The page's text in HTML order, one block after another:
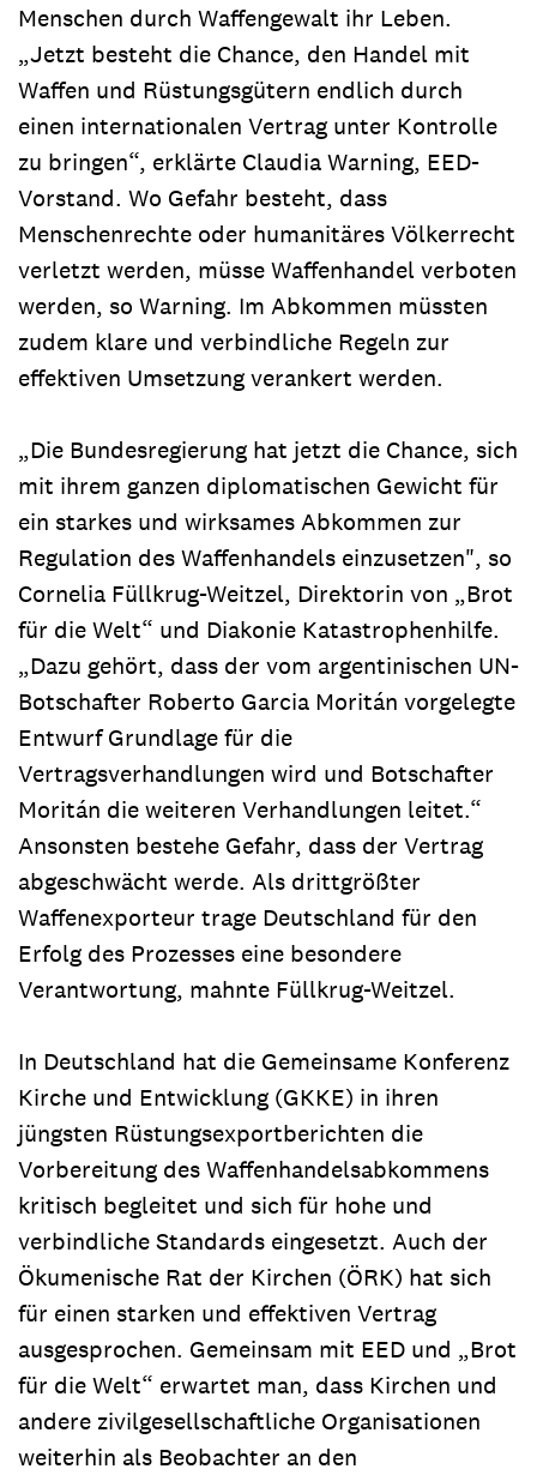
Menschen durch Waffengewalt ihr Leben.
„Jetzt besteht die Chance, den Handel mit
Waffen und Rüstungsgütern endlich durch
einen internationalen Vertrag unter Kontrolle
zu bringen“, erklärte Claudia Warning, EED-
Vorstand. Wo Gefahr besteht, dass
Menschenrechte oder humanitäres Völkerrecht
verletzt werden, müsse Waffenhandel verboten
werden, so Warning. Im Abkommen müssten
zudem klare und verbindliche Regeln zur
effektiven Umsetzung verankert werden.
„Die Bundesregierung hat jetzt die Chance, sich
mit ihrem ganzen diplomatischen Gewicht für
ein starkes und wirksames Abkommen zur
Regulation des Waffenhandels einzusetzen", so
Cornelia Füllkrug-Weitzel, Direktorin von „Brot
für die Welt“ und Diakonie Katastrophenhilfe.
„Dazu gehört, dass der vom argentinischen UN-
Botschafter Roberto Garcia Moritán vorgelegte
Entwurf Grundlage für die
Vertragsverhandlungen wird und Botschafter
Moritán die weiteren Verhandlungen leitet.“
Ansonsten bestehe Gefahr, dass der Vertrag
abgeschwächt werde. Als drittgrößter
Waffenexporteur trage Deutschland für den
Erfolg des Prozesses eine besondere
Verantwortung, mahnte Füllkrug-Weitzel.
In Deutschland hat die Gemeinsame Konferenz
Kirche und Entwicklung (GKKE) in ihren
jüngsten Rüstungsexportberichten die
Vorbereitung des Waffenhandelsabkommens
kritisch begleitet und sich für hohe und
verbindliche Standards eingesetzt. Auch der
Ökumenische Rat der Kirchen (ÖRK) hat sich
für einen starken und effektiven Vertrag
ausgesprochen. Gemeinsam mit EED und „Brot
für die Welt“ erwartet man, dass Kirchen und
andere zivilgesellschaftliche Organisationen
weiterhin als Beobachter an den